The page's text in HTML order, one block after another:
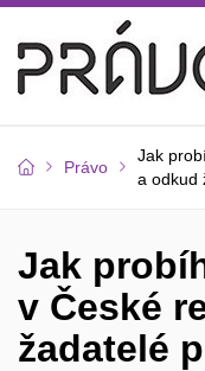
Právo
Jak
a odkud
Jak
v České
žadatelé